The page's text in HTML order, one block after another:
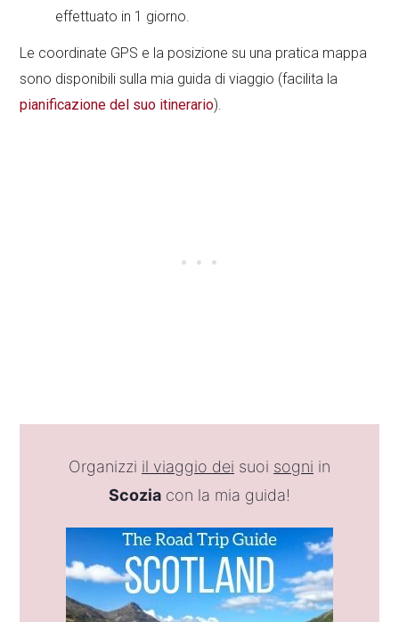
effettuato in 1 giorno.
Le coordinate GPS e la posizione su una pratica mappa
sono disponibili sulla mia guida di viaggio (facilita la
pianificazione del suo itinerario).
Organizzi il viaggio dei suoi sogni in
Scozia con la mia guida!